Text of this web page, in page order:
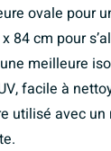
ovale pour
84 cm pour
meilleure
facile à
utilisé avec